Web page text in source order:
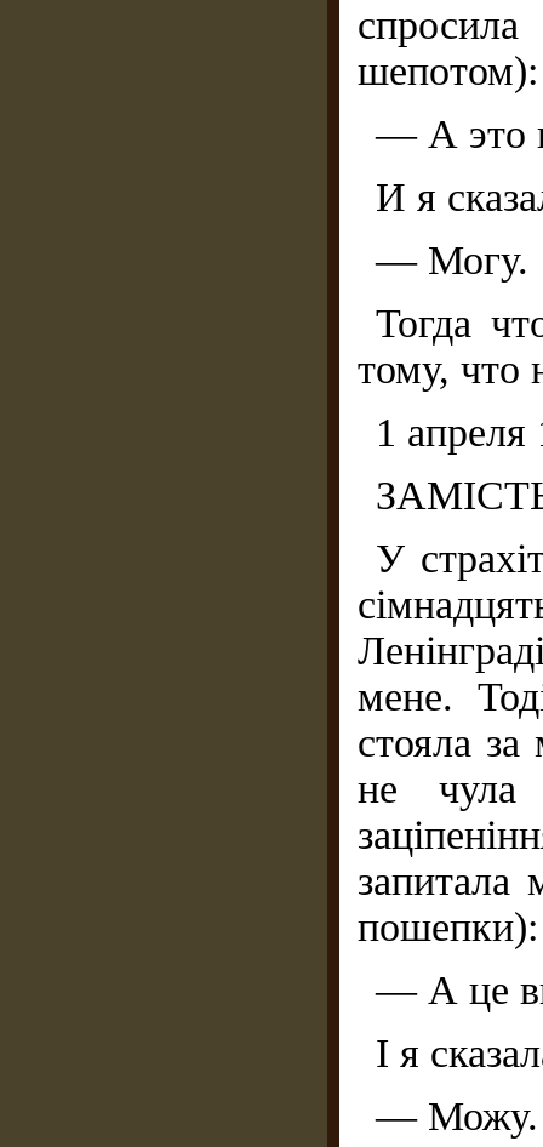
шепотом):
— А это
И я
— Могу.
Тогда
тому, что
1
У
мене.
стояла за
не чула
запитала
пошепки):
— А це
І я
— Можу.